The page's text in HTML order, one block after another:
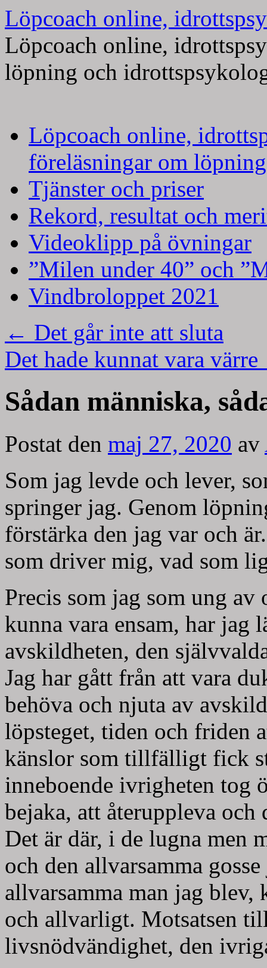
Löpcoach online,
Löpcoach online,
löpning och
Hoppa
till
innehållLöpcoach online,
föreläsningar om
Tjänster och priser
Rekord, resultat och
Videoklipp på övningar
”Milen under 40” och
Vindbroloppet 2021
← Det går inte att sluta
Det hade kunnat vara värre
Sådan människa,
Postat den maj 27, 2020 av
Som jag levde och lever,
springer jag. Genom
förstärka den jag var och
som driver mig, vad som
Precis som jag som ung
kunna vara ensam, har
avskildheten, den
Jag har gått från att vara
behöva och njuta av
löpsteget, tiden och friden
känslor som tillfälligt fick
inneboende ivrigheten tog
bejaka, att återuppleva
Det är där, i de lugna men
och den allvarsamma
allvarsamma man jag blev,
och allvarligt. Motsatsen
livsnödvändighet, den